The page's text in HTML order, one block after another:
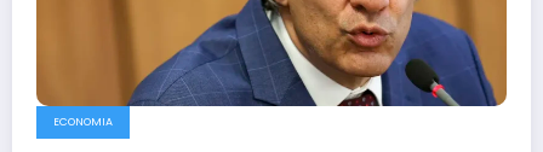
ECONOMIA